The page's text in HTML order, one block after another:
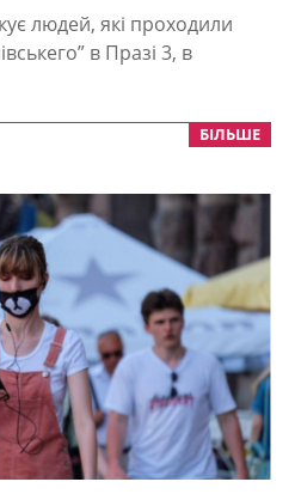
людей, які проходили
в Празі 3, в
БІЛЬШЕ